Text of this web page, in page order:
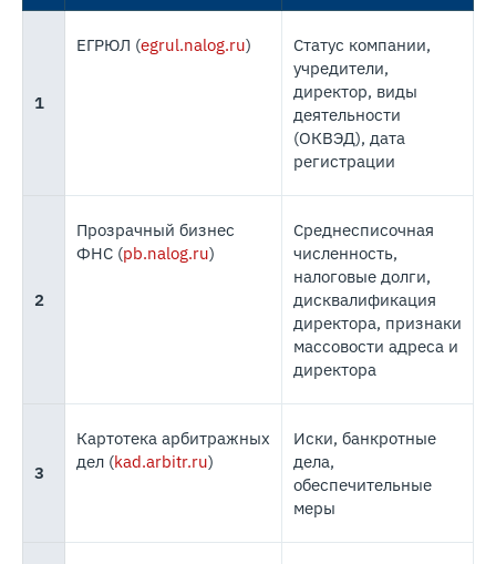
1
ЕГРЮЛ (egrul.nalog.ru)
Статус компании,
учредители,
директор, виды
деятельности
(ОКВЭД), дата
регистрации
2
Прозрачный бизнес
ФНС (pb.nalog.ru)
Среднесписочная
численность,
налоговые долги,
дисквалификация
директора, признаки
массовости адреса и
директора
3
Картотека арбитражных
дел (kad.arbitr.ru)
Иски, банкротные
дела,
обеспечительные
меры